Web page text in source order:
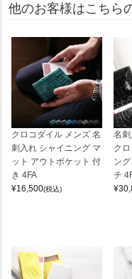
他のお客様はこちら
クロコダイル メンズ 名
刺入れ シャイニング マ
ット アウトポケット 付
き 4FA
¥16,500(税込)
名
ク
ン
チ
¥